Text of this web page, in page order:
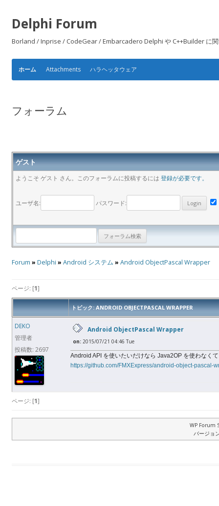
Delphi Forum
Borland / Inprise / CodeGear / Embarcadero Delphi や C++Builder に
ホーム Attachments ハラヘッタウェア
フォーラム
ゲスト
ようこそ ゲスト さん。このフォーラムに投稿するには 登録が必要です。
ユーザ名: パスワード:
Forum » Delphi » Android システム » Android ObjectPascal Wrapper
ページ: [1]
トピック: ANDROID OBJECTPASCAL WRAPPER
DEKO
管理者
投稿数: 2697
Android ObjectPascal Wrapper
on: 2015/07/21 04:46 Tue
Android API を使いたいだけなら Java2OP を使わなく
https://github.com/FMXExpress/android-object-pascal-
ページ: [1]
WP Forum
バージョ